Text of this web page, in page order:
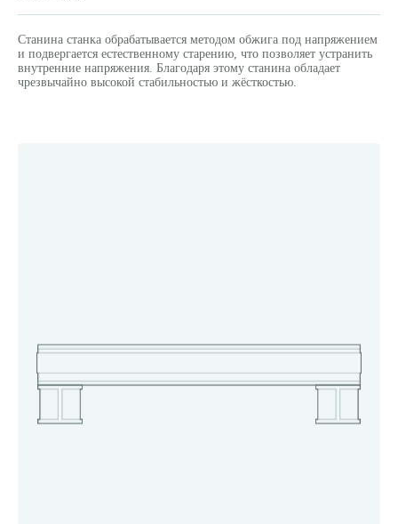
Станина станка обрабатывается методом обжига под напряжением
и подвергается естественному старению, что позволяет устранить
внутренние напряжения. Благодаря этому станина обладает
чрезвычайно высокой стабильностью и жёсткостью.